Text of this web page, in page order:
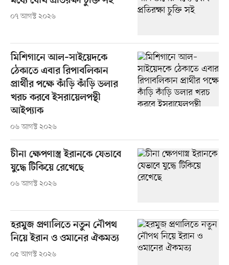
০৭ আগস্ট ২০২৬
মিশিগানে আল–সাইয়েদকে
ঠেকাতে এবার রিপাবলিকান
প্রার্থীর পক্ষে কাঁড়ি কাঁড়ি ডলার
খরচ করবে ইসরায়েলপন্থী
আইপ্যাক
০৬ আগস্ট ২০২৬
চীনা ক্ষেপণাস্ত্র ইরানকে যেভাবে
যুদ্ধে টিকিয়ে রেখেছে
০৬ আগস্ট ২০২৬
হরমুজ প্রণালিতে নতুন নৌপথ
নিয়ে ইরান ও ওমানের ঐকমত্য
০৫ আগস্ট ২০২৬